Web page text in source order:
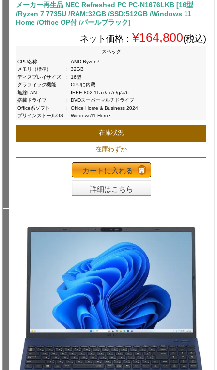
メーカー再生品 NEC Refreshed PC PC-N1676LKB [16型
/Ryzen 7 7735U /RAM:32GB /SSD:512GB /Windows 11
Home /Office OP付 /パールブラック]
ネット価格： ¥164,800(税込)
スペック
CPU名称
:
AMD Ryzen7
メモリ（標準）
:
32GB
ディスプレイサイズ
:
16型
グラフィック機能
:
CPUに内蔵
無線LAN
:
IEEE 802.11ax/ac/n/g/a/b
搭載ドライブ
:
DVDスーパーマルチドライブ
Office系ソフト
:
Office Home & Business 2024
プリインストールOS : Windows11 Home
在庫状況
在庫わずか
カートに入れる
詳細はこちら